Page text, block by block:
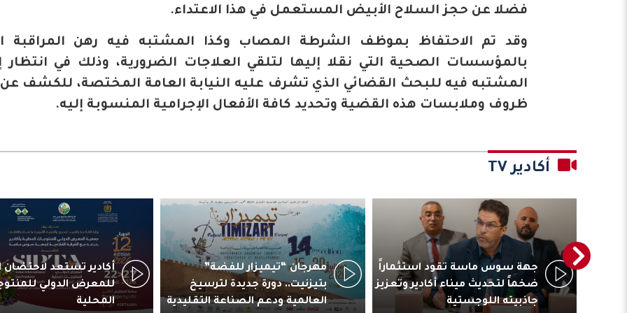
فضلا عن حجز السلاح الأبيض المستعمل في هذا الاعتداء.
وقد تم الاحتفاظ بموظف الشرطة المصاب وكذا المشتبه فيه رهن المراقبة
بالمؤسسات الصحية التي نقلا إليها لتلقي العلاجات الضرورية، وذلك في انتظار
المشتبه فيه للبحث القضائي الذي تشرف عليه النيابة العامة المختصة، للكشف
ظروف وملابسات هذه القضية وتحديد كافة الأفعال الإجرامية المنسوبة إليه.
أكادير TV
جهة سوس ماسة تقود استثماراً
ضخماً لتحديث ميناء أكادير وتعزيز
جاذبيته اللوجستية
مهرجان “تيميزار للفضة”
بتيزنيت.. دورة جديدة لترسيخ
العالمية ودعم الصناعة التقليدية
للمعرض الدولي
المحلية